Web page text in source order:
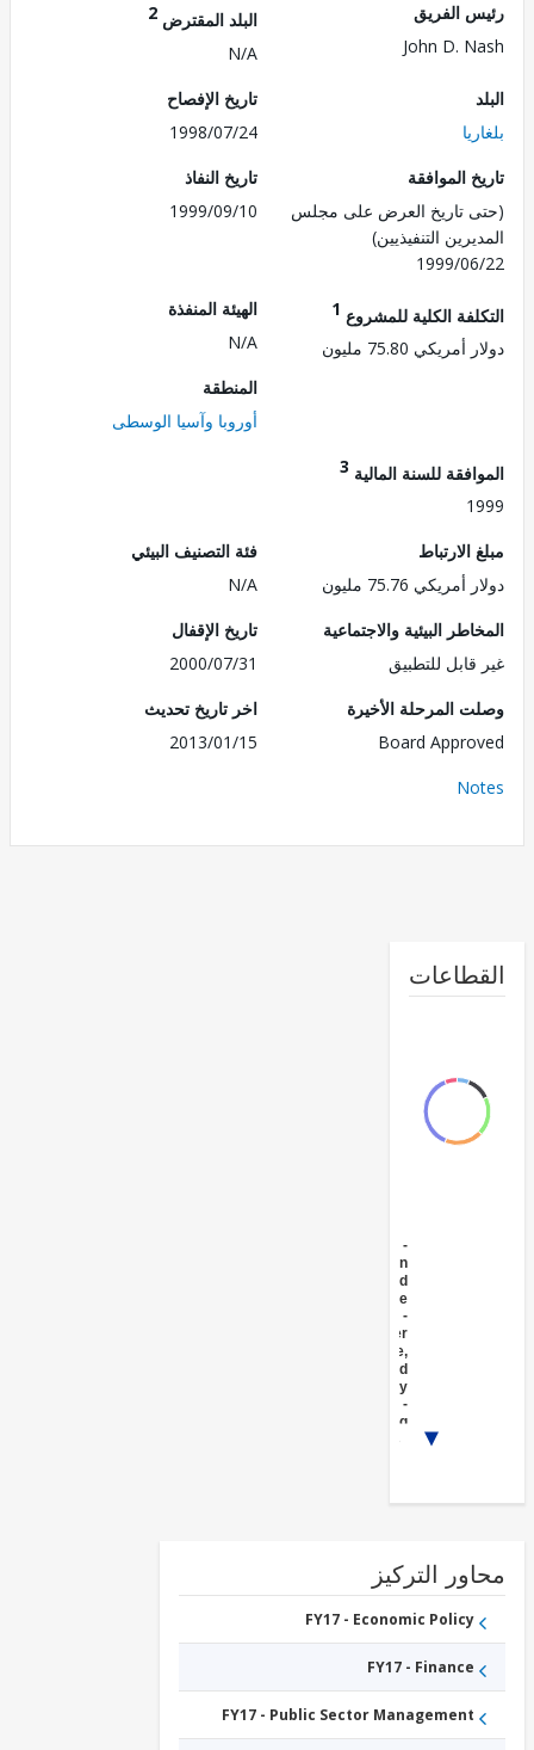
الفريق
John D.
البلد المقترض
تاريخ الإفصاح
1998/07/24
الموافقة
تاريخ العرض على مجلس
التنفيذيين)
1999/
تاريخ النفاذ
1999/09/10
الكلية للمشروع1
75.80 مليون
الهيئة المنفذة
أوروبا وآسيا الوسطى
للسنة المالية3
75.76 مليون
فئة التصنيف البيئي
البيئية والاجتماعية
للتطبيق
تاريخ الإقفال
2000/07/31
المرحلة الأخيرة
Board
اخر تاريخ تحديث
2013/01/15
Irrigation
Drainage
Agriculture,
Fishing and
Institutions
FY17 -
Agricultural
markets,
commercialization
الصناعات
التركيز
FY17 - Economic Policy
FY17 - Finance
FY17 - Public Sector Management